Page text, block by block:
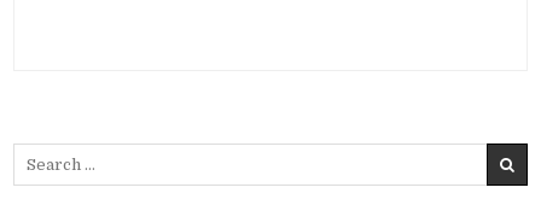
Search for: